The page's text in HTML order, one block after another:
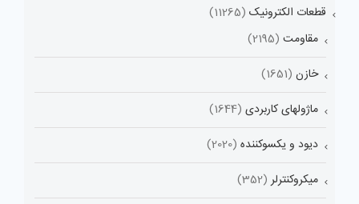
قطعات الکترونیک (11265)
مقاومت (2195)
خازن (1651)
ماژولهای کاربردی (1644)
دیود و یکسوکننده (2020)
میکروکنترلر (352)